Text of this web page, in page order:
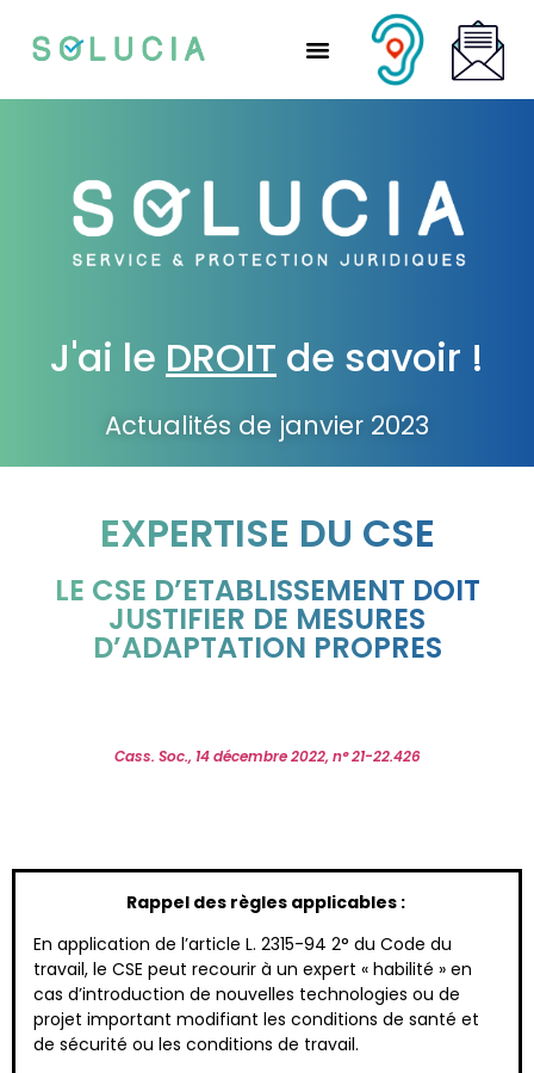
J'ai le DROIT de savoir !
Actualités de janvier 2023
EXPERTISE DU CSE
LE CSE D’ETABLISSEMENT DOIT
JUSTIFIER DE MESURES
D’ADAPTATION PROPRES
Cass. Soc., 14 décembre 2022, n° 21-22.426
Rappel des règles applicables :
En application de l’article L. 2315-94 2° du Code du
travail, le CSE peut recourir à un expert « habilité » en
cas d’introduction de nouvelles technologies ou de
projet important modifiant les conditions de santé et
de sécurité ou les conditions de travail.